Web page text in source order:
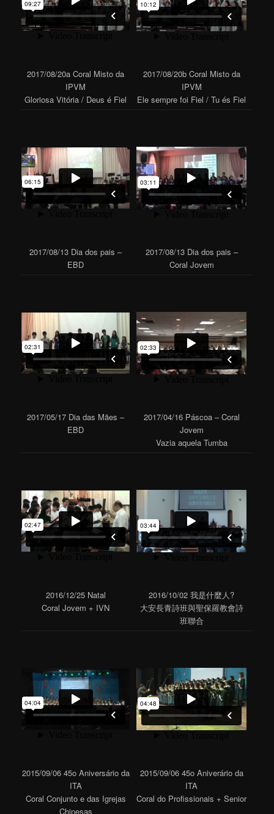
2017/08/20a Coral Misto da
IPVM
Gloriosa Vitória / Deus é Fiel
2017/08/20b Coral Misto da
IPVM
Ele sempre foi Fiel / Tu és Fiel
2017/08/13 Dia dos pais –
EBD
2017/08/13 Dia dos pais –
Coral Jovem
2017/05/17 Dia das Mães –
EBD
2017/04/16 Páscoa – Coral
Jovem
Vazia aquela Tumba
2016/12/25 Natal
Coral Jovem + IVN
2016/10/02 我是什麼人?
大安長青詩班與聖保羅教會詩
班聯合
2015/09/06 45o Aniversário da
ITA
Coral Conjunto e das Igrejas
Chinesas
2015/09/06 45o Aniverário da
ITA
Coral do Profissionais + Senior